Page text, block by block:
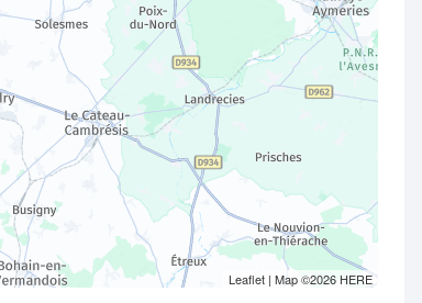
Leaflet| Map ©2026 HERE